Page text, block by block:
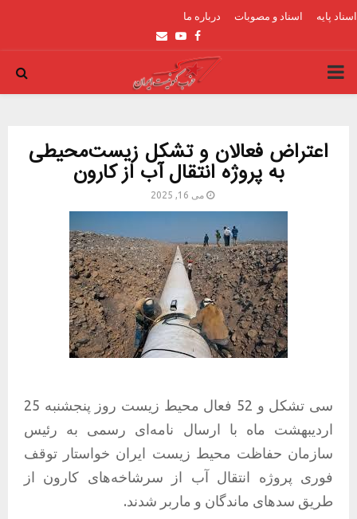
اسناد پایه اسناد و مصوبات درباره ما
Facebook
Youtube
Email
PRIMARY
اعتراض فعالان و تشکل زیست‌محیطی
به پروژه انتقال آب از کارون
می 16, 2025
سی تشکل و 52 فعال محیط‌ زیست روز پنجشنبه 25
اردیبهشت ماه با ارسال نامه‌ای رسمی به رئیس
سازمان حفاظت محیط‌ زیست ایران خواستار توقف
فوری پروژه انتقال آب از سرشاخه‌های کارون از
طریق سدهای ماندگان و ماربر شدند.